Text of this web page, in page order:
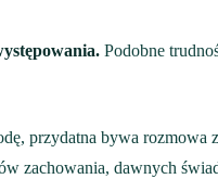
Podobne
przydatna bywa
zachowania, dawnych